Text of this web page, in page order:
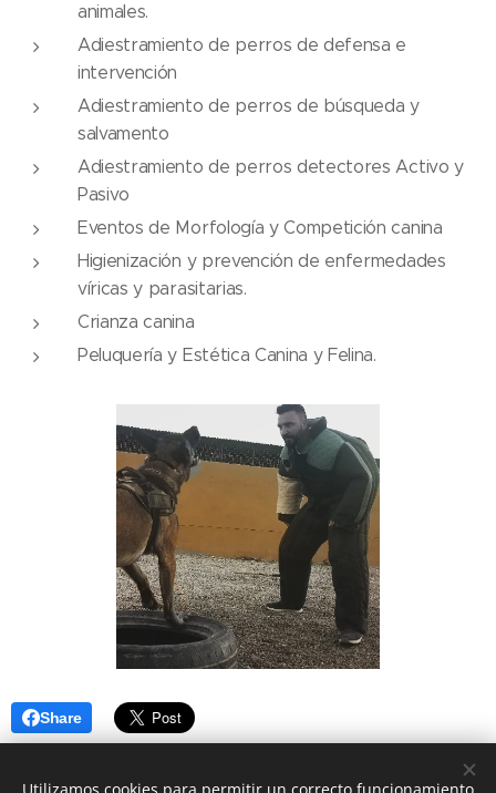
animales.
Adiestramiento de perros de defensa e
intervención
Adiestramiento de perros de búsqueda y
salvamento
Adiestramiento de perros detectores Activo y
Pasivo
Eventos de Morfología y Competición canina
Higienización y prevención de enfermedades
víricas y parasitarias.
Crianza canina
Peluquería y Estética Canina y Felina.
Share